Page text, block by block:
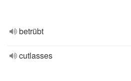
betrübt
cutlasses